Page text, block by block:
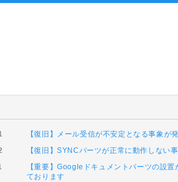
【復旧】メール受信が不安定となる事象が
【復旧】SYNCパーツが正常に動作しない
【重要】Googleドキュメントパーツの設
ております